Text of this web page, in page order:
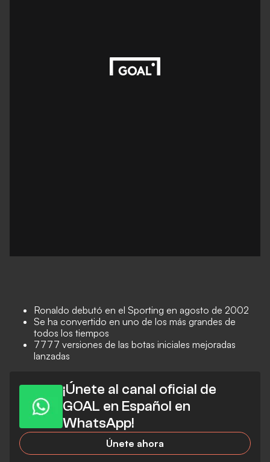
Ronaldo debutó en el Sporting en agosto de 2002
Se ha convertido en uno de los más grandes de
todos los tiempos
7777 versiones de las botas iniciales mejoradas
lanzadas
¡Únete al canal oficial de
GOAL en Español en
WhatsApp!
Únete ahora